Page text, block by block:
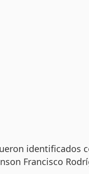
identificados
Francisco